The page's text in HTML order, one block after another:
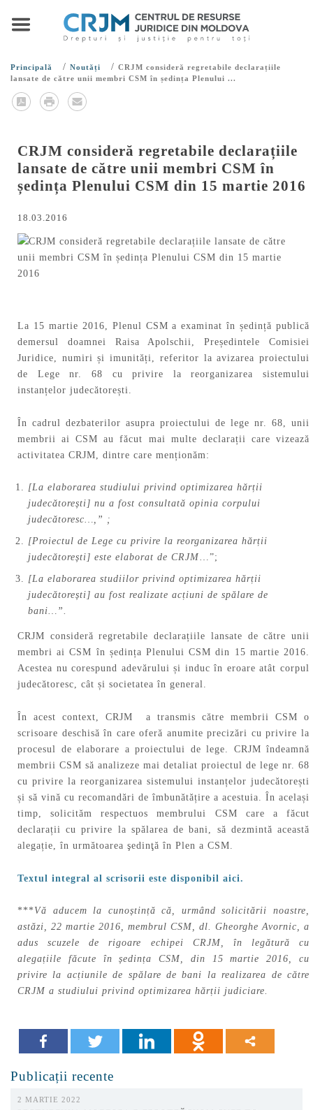
Principală / Noutăți / CRJM consideră regretabile declarațiile
lansate de către unii membri CSM în ședința Plenului ...
CRJM consideră regretabile declarațiile
lansate de către unii membri CSM în
ședința Plenului CSM din 15 martie 2016
18.03.2016
La 15 martie 2016, Plenul CSM a examinat în ședință publică
demersul doamnei Raisa Apolschii, Președintele Comisiei
Juridice, numiri și imunități, referitor la avizarea proiectului
de Lege nr. 68 cu privire la reorganizarea sistemului
instanțelor judecătorești.
În cadrul dezbaterilor asupra proiectului de lege nr. 68, unii
membrii ai CSM au făcut mai multe declarații care vizează
activitatea CRJM, dintre care menționăm:
[La elaborarea studiului privind optimizarea hărții
judecătorești] nu a fost consultată opinia corpului
judecătoresc…,” ;
[Proiectul de Lege cu privire la reorganizarea hărții
judecătorești] este elaborat de CRJM…”;
[La elaborarea studiilor privind optimizarea hărții
judecătorești] au fost realizate acțiuni de spălare de
bani…”.
CRJM consideră regretabile declarațiile lansate de către unii
membri ai CSM în ședința Plenului CSM din 15 martie 2016.
Acestea nu corespund adevărului și induc în eroare atât corpul
judecătoresc, cât și societatea în general.
În acest context, CRJM a transmis către membrii CSM o
scrisoare deschisă în care oferă anumite precizări cu privire la
procesul de elaborare a proiectului de lege. CRJM îndeamnă
membrii CSM să analizeze mai detaliat proiectul de lege nr. 68
cu privire la reorganizarea sistemului instanțelor judecătorești
și să vină cu recomandări de îmbunătățire a acestuia. În același
timp, solicităm respectuos membrului CSM care a făcut
declarații cu privire la spălarea de bani, să dezmintă această
alegație, în următoarea şedinţă în Plen a CSM.
Textul integral al scrisorii este disponibil aici.
*** Vă aducem la cunoștință că, urmând solicitării noastre,
astăzi, 22 martie 2016, membrul CSM, dl. Gheorghe Avornic, a
adus scuzele de rigoare echipei CRJM, în legătură cu
alegațiile făcute în ședința CSM, din 15 martie 2016, cu
privire la acțiunile de spălare de bani la realizarea de către
CRJM a studiului privind optimizarea hărții judiciare.
Publicații recente
2 MARTIE 2022